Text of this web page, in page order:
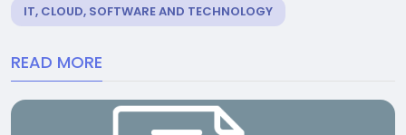
IT, CLOUD, SOFTWARE AND TECHNOLOGY
READ MORE